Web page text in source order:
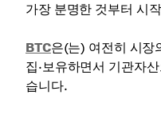
가장 분명한 것부터 시
BTC은(는) 여전히 시장
집·보유하면서 기관자
습니다.